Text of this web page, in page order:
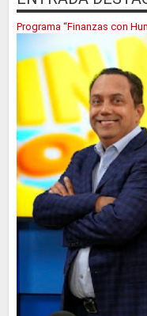
Programa “Finanzas con